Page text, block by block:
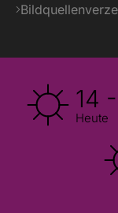
14
Heute